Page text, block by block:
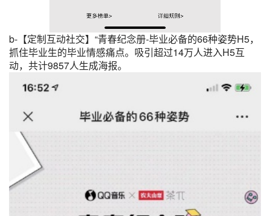
b-【定制互动社交】“青春纪念册-毕业必备的66种姿势H5，
抓住毕业生的毕业情感痛点。吸引超过14万人进入H5互
动，共计9857人生成海报。